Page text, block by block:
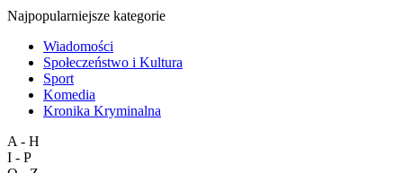
Najpopularniejsze kategorie
Wiadomości
Społeczeństwo i Kultura
Sport
Komedia
Kronika Kryminalna
A - H
I - P